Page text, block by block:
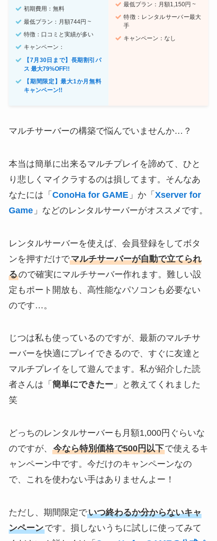
初期費用：無料
最低プラン：月額744円 ~
特徴：口コミと実績が多い
キャンペーン：
【7月30日まで】長期割引パ
ス 最大79%OFF!!
【期間限定】最大1か月無料
キャンペーン!!
最低プラン：月額1,150円 ~
特徴：レンタルサーバー最大
手
キャンペーン：なし
マルチサーバーの構築で悩んでいませんか…？
本当は簡単に出来るマルチプレイを諦めて、ひと
り悲しくマイクラするのは損してます。そんなあ
なたには「 ConoHa for GAME 」か「 Xserver for
Game 」などのレンタルサーバーがオススメです。
レンタルサーバーを使えば、会員登録をしてボタ
ンを押すだけでマルチサーバーが自動で立てられ
るので確実にマルチサーバー作れます。難しい設
定もポート開放も、高性能なパソコンも必要ない
のです…。
じつは私も使っているのですが、最新のマルチサ
ーバーを快適にプレイできるので、すぐに友達と
マルチプレイをして遊んでます。私が紹介した読
者さんは「 簡単にできたー 」と教えてくれました
笑
どっちのレンタルサーバーも月額1,000円ぐらいな
のですが、 今なら特別価格で500円以下で使えるキ
ャンペーン中です。今だけのキャンペーンなの
で、これを使わない手はありませんよー！
ただし、期間限定でいつ終わるか分からないキャ
ンペーンです。損しないうちに試しに使ってみて